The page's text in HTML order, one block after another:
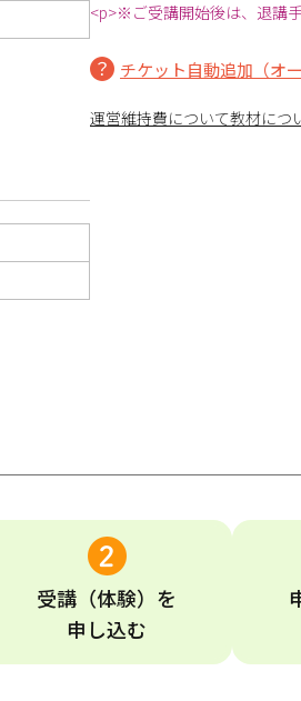
<p>※ご受講開始後は、退講
チケット自動追加（オ
運営維持費について教材につ
受講 （体験） を
申し込む